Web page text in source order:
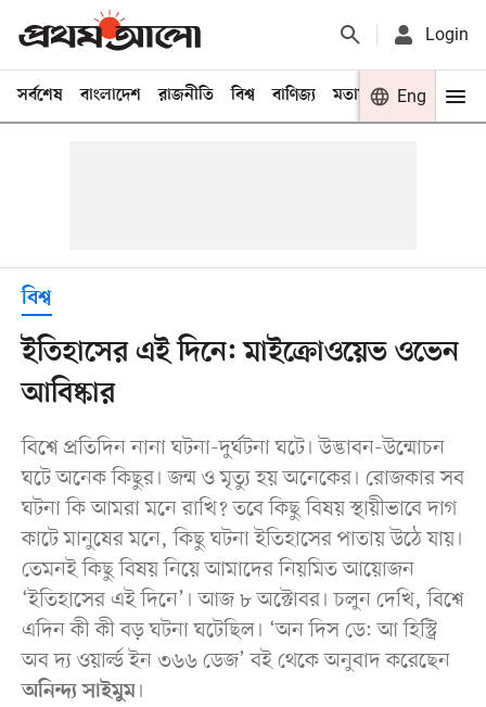
Login
সর্বশেষ বাংলাদেশ রাজনীতি বিশ্ব বাণিজ্য মতামত খেলা
Eng
বিশ্ব
ইতিহাসের এই দিনে: মাইক্রোওয়েভ ওভেন
আবিষ্কার
বিশ্বে প্রতিদিন নানা ঘটনা-দুর্ঘটনা ঘটে। উদ্ভাবন-উন্মোচন
ঘটে অনেক কিছুর। জন্ম ও মৃত্যু হয় অনেকের। রোজকার সব
ঘটনা কি আমরা মনে রাখি? তবে কিছু বিষয় স্থায়ীভাবে দাগ
কাটে মানুষের মনে, কিছু ঘটনা ইতিহাসের পাতায় উঠে যায়।
তেমনই কিছু বিষয় নিয়ে আমাদের নিয়মিত আয়োজন
‘ইতিহাসের এই দিনে’। আজ ৮ অক্টোবর। চলুন দেখি, বিশ্বে
এদিন কী কী বড় ঘটনা ঘটেছিল। ‘অন দিস ডে: আ হিস্ট্রি
অব দ্য ওয়ার্ল্ড ইন ৩৬৬ ডেজ’ বই থেকে অনুবাদ করেছেন
অনিন্দ্য সাইমুম।